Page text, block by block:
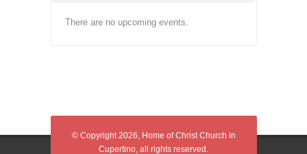
There are no upcoming events.
© Copyright 2026, Home of Christ Church in
Cupertino, all rights reserved.